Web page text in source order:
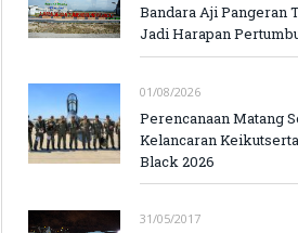
Bandara Aji Pangeran
Jadi Harapan
01/08/2026
Perencanaan Matang
Kelancaran
Black 2026
31/05/2017